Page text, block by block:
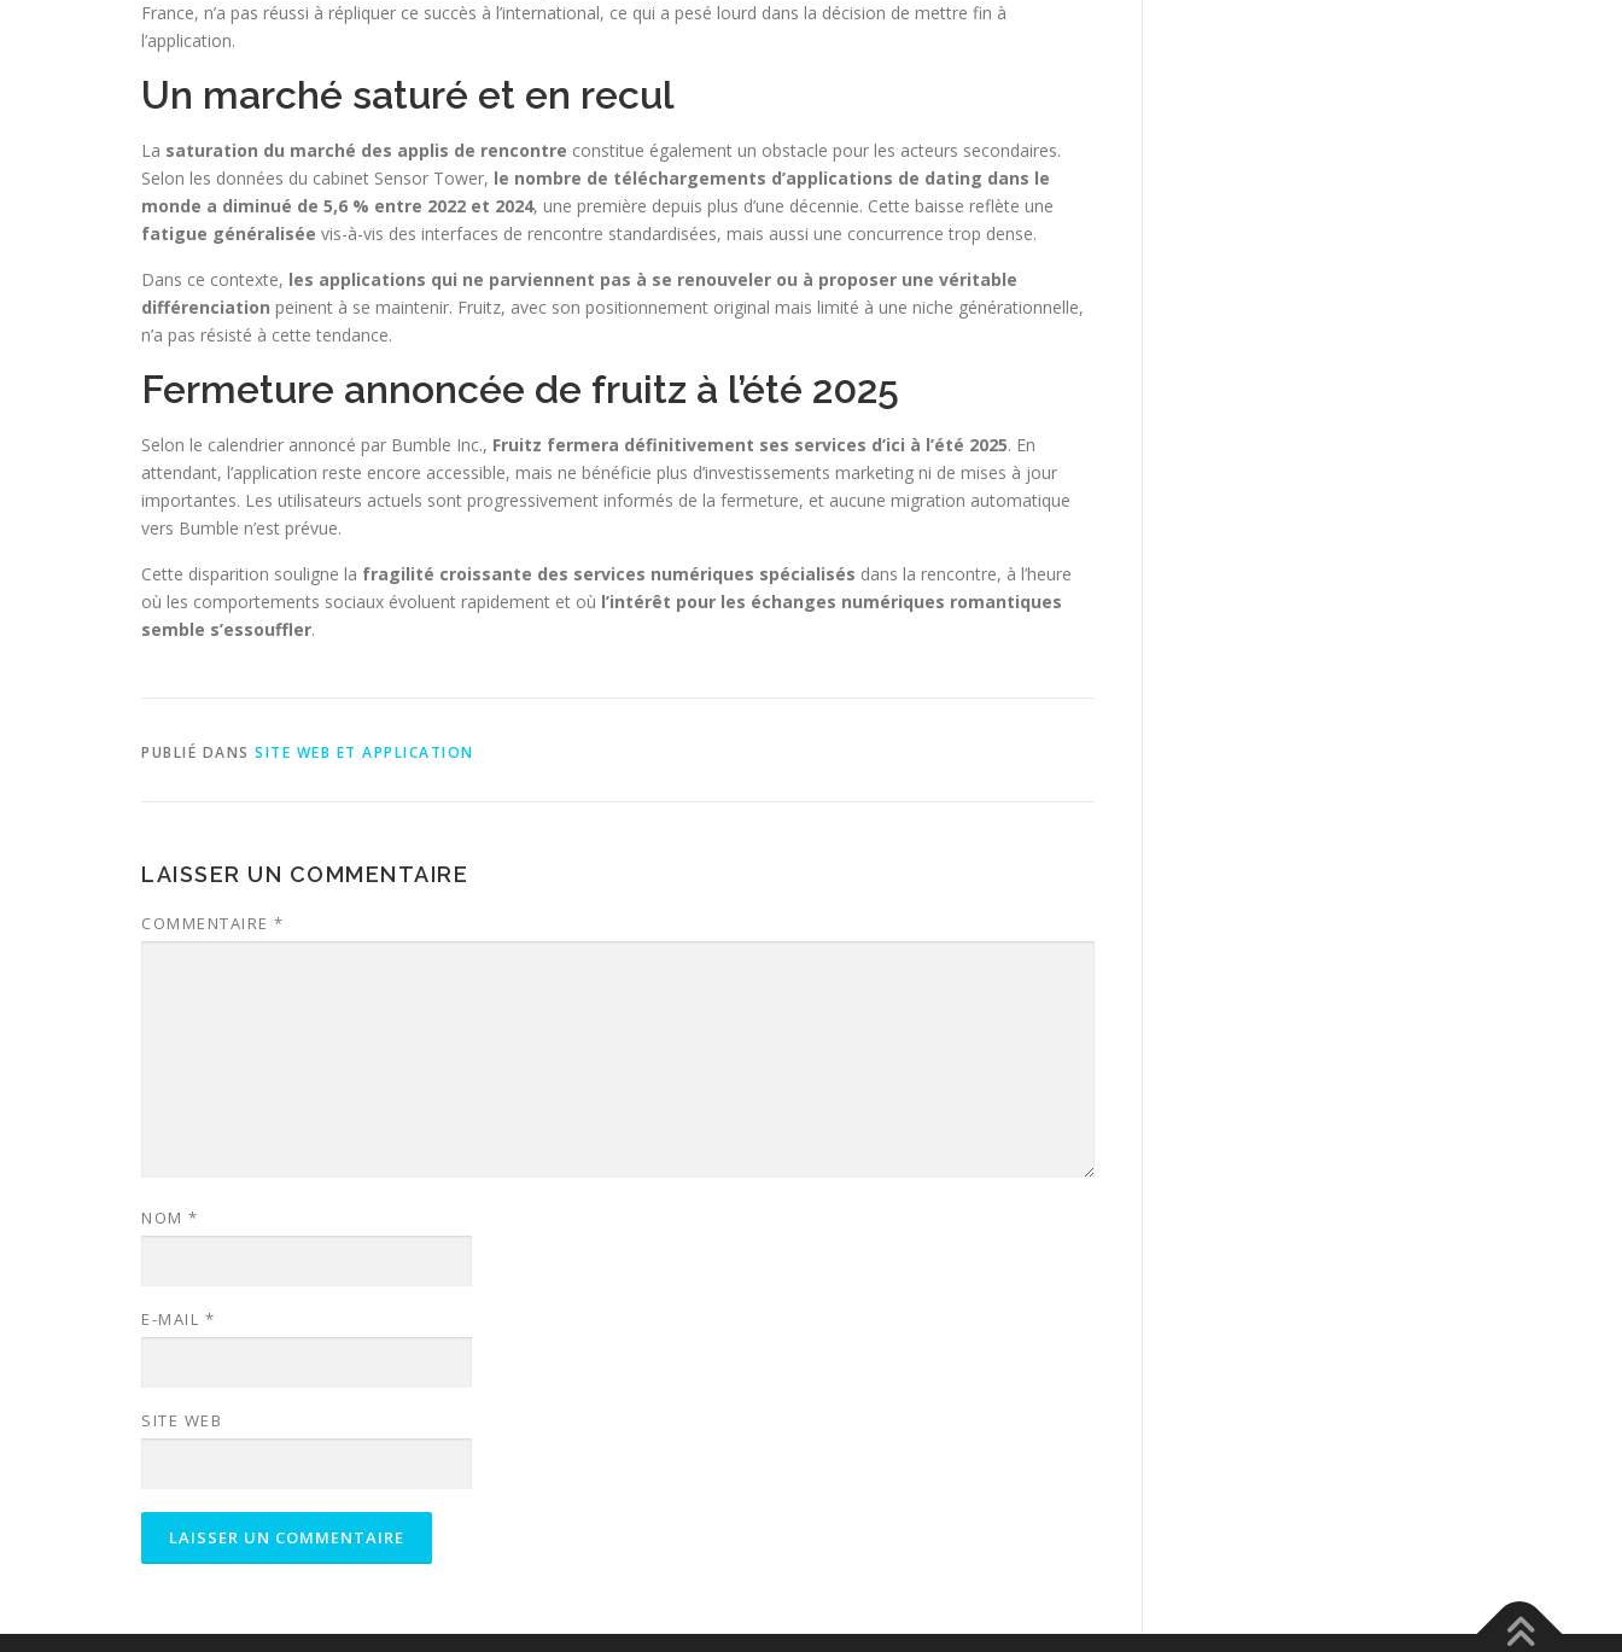
France, n’a pas réussi à répliquer ce succès à l’international, ce qui a pesé lourd dans la décision de mettre fin à
l’application.
Un marché saturé et en recul
La saturation du marché des applis de rencontre constitue également un obstacle pour les acteurs secondaires.
Selon les données du cabinet Sensor Tower, le nombre de téléchargements d’applications de dating dans le
monde a diminué de 5,6 % entre 2022 et 2024, une première depuis plus d’une décennie. Cette baisse reflète une
fatigue généralisée vis-à-vis des interfaces de rencontre standardisées, mais aussi une concurrence trop dense.
Dans ce contexte, les applications qui ne parviennent pas à se renouveler ou à proposer une véritable
différenciation peinent à se maintenir. Fruitz, avec son positionnement original mais limité à une niche générationnelle,
n’a pas résisté à cette tendance.
Fermeture annoncée de fruitz à l’été 2025
Selon le calendrier annoncé par Bumble Inc., Fruitz fermera définitivement ses services d’ici à l’été 2025. En
attendant, l’application reste encore accessible, mais ne bénéficie plus d’investissements marketing ni de mises à jour
importantes. Les utilisateurs actuels sont progressivement informés de la fermeture, et aucune migration automatique
vers Bumble n’est prévue.
Cette disparition souligne la fragilité croissante des services numériques spécialisés dans la rencontre, à l’heure
où les comportements sociaux évoluent rapidement et où l’intérêt pour les échanges numériques romantiques
semble s’essouffler.
PUBLIÉ DANS SITE WEB ET APPLICATION
LAISSER UN COMMENTAIRE
COMMENTAIRE *
NOM *
E-MAIL *
SITE WEB